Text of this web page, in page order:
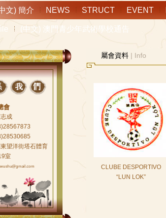
文) 簡介 NEWS STRUCT EVENT
(中文) 澳門青少年武術學校通告
會
成
望洋街塔石體育
室
屬會資料 | Info
CLUBE DESPORTIVO
“LUN LOK”